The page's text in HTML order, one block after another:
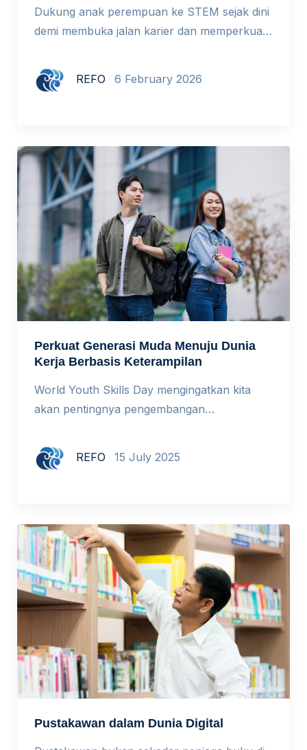
Dukung anak perempuan ke STEM sejak dini
demi membuka jalan karier dan memperkuat
perempuan mengenal sains dan teknologi
sejak dini bertujuan membuka peluang karier
perempuan baru mencakup 33,3% di bidang
STEM, padahal laporan The Future Job
Report 2025 […]
REFO 6 February 2026
Perkuat Generasi Muda Menuju Dunia
Kerja Berbasis Keterampilan
World Youth Skills Day mengingatkan kita
akan pentingnya pengembangan
seperti apa yang dibutuhkan di masa depan?
Setiap 15 Juli, dunia memperingati World
pengembangan keterampilan generasi muda
dalam menghadapi dunia kerja yang terus
berkembang. Tema WYSD 2025, Youth
Empowerment through AI and […]
REFO 15 July 2025
Pustakawan dalam Dunia Digital